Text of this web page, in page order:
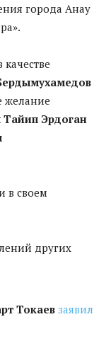
города Анау
желание
Эрдоган
в своем
других
Токаев заявил